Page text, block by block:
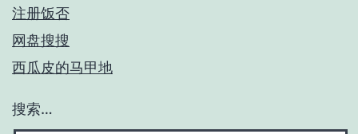
注册饭否
网盘搜搜
西瓜皮的马甲地
搜索…